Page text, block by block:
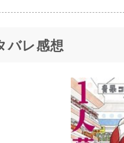
バレ感想